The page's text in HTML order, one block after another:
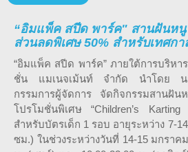
“อิมแพ็ค สปีด พาร์ค" สานฝันห
ส่วนลดพิเศษ 50% สำหรับเทศกา
“อิมแพ็ค สปีด พาร์ค” ภายใต้การบริหา
ชั่น แมเนจเม้นท์ จำกัด นำโดย น
กรรมการผู้จัดการ จัดกิจกรรมสานฝัน
โปรโมชั่นพิเศษ “Children’s
สำหรับบัตรเด็ก 1 รอบ อายุระหว่าง 7-
ซม.) ในช่วงระหว่างวันที่ 14-15 มกราค